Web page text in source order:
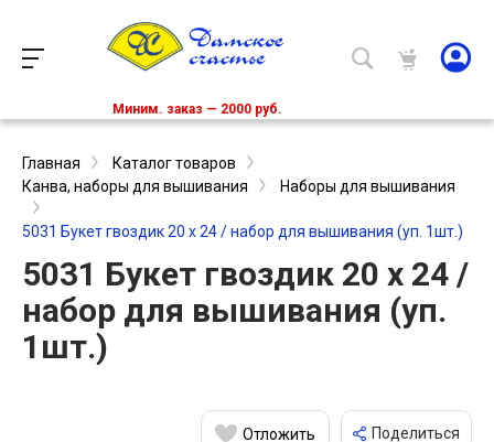
Миним. заказ — 2000 руб.
Главная
Каталог товаров
Канва, наборы для вышивания
Наборы для вышивания
5031 Букет гвоздик 20 х 24 / набор для вышивания (уп. 1шт.)
5031 Букет гвоздик 20 х 24 /
набор для вышивания (уп.
1шт.)
Отложить Поделиться